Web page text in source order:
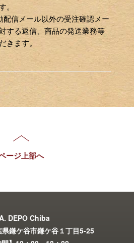
。
信メール以外の受注確認メー
する返信、商品の発送業務等
きます。
ージ上部へ
DEPO Chiba
鎌ケ谷市鎌ケ谷１丁目5-25